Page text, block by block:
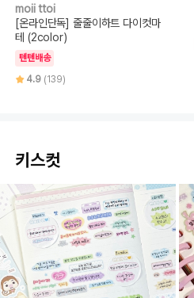
moii ttoi
[온라인단독] 줄줄이하트 다이컷마
테 (2color)
텐텐배송
4.9 (139)
키스컷